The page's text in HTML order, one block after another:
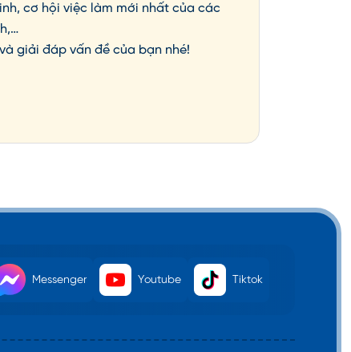
cơ hội việc làm mới nhất của các
giải đáp vấn đề của bạn nhé!
Messenger Youtube Tiktok